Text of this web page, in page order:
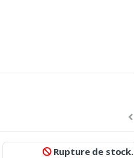
Rupture de stock.